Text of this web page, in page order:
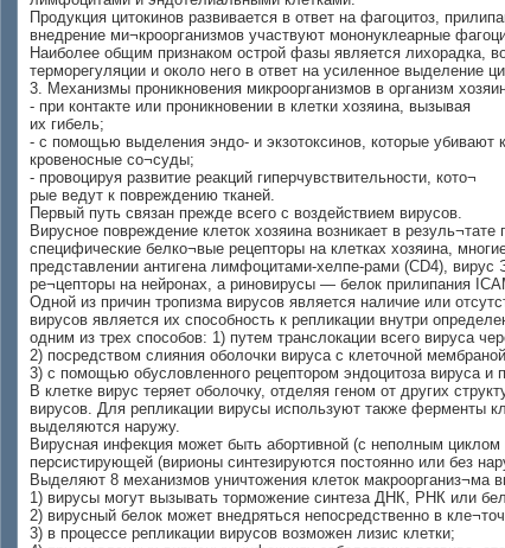
Продукция цитокинов развивается в ответ на фагоцитоз,
внедрение ми¬кроорганизмов участвуют мононуклеарные
Наиболее общим признаком острой фазы является лихорадка,
терморегуляции и около него в ответ на усиленное выделение
3. Механизмы проникновения микроорганизмов в организм
- при контакте или проникновении в клетки хозяина, вызывая
их гибель;
- с помощью выделения эндо- и экзотоксинов, которые
кровеносные со¬суды;
- провоцируя развитие реакций гиперчувствительности, кото¬
рые ведут к повреждению тканей.
Первый путь связан прежде всего с воздействием вирусов.
Вирусное повреждение клеток хозяина возникает в
специфические белко¬вые рецепторы на клетках хозяина,
представлении антигена лимфоцитами-хелпе-рами (CD4),
ре¬цепторы на нейронах, а риновирусы — белок прилипания
Одной из причин тропизма вирусов является наличие или
вирусов является их способность к репликации внутри
одним из трех способов: 1) путем транслокации всего вируса
2) посредством слияния оболочки вируса с клеточной
3) с помощью обусловленного рецептором эндоцитоза вируса
В клетке вирус теряет оболочку, отделяя геном от других
вирусов. Для репликации вирусы используют также ферменты
выделяются наружу.
Вирусная инфекция может быть абортивной (с неполным циклом
персистирующей (вирионы синтезируются постоянно или без
Выделяют 8 механизмов уничтожения клеток макроорганиз¬ма
1) вирусы могут вызывать торможение синтеза ДНК, РНК или
2) вирусный белок может внедряться непосредственно в
3) в процессе репликации вирусов возможен лизис клетки;